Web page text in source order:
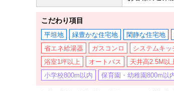
こだわり項目
平坦地 緑豊かな住宅地 閑静な住宅地
省エネ給湯器
ガスコンロ システムキッ
浴室1坪以上
オートバス 天井高2.5M以
小学校800m以内
保育園・幼稚園800m以